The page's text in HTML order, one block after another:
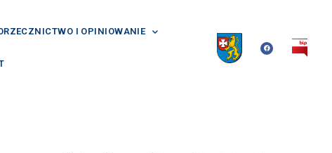
I OPINIOWANIE